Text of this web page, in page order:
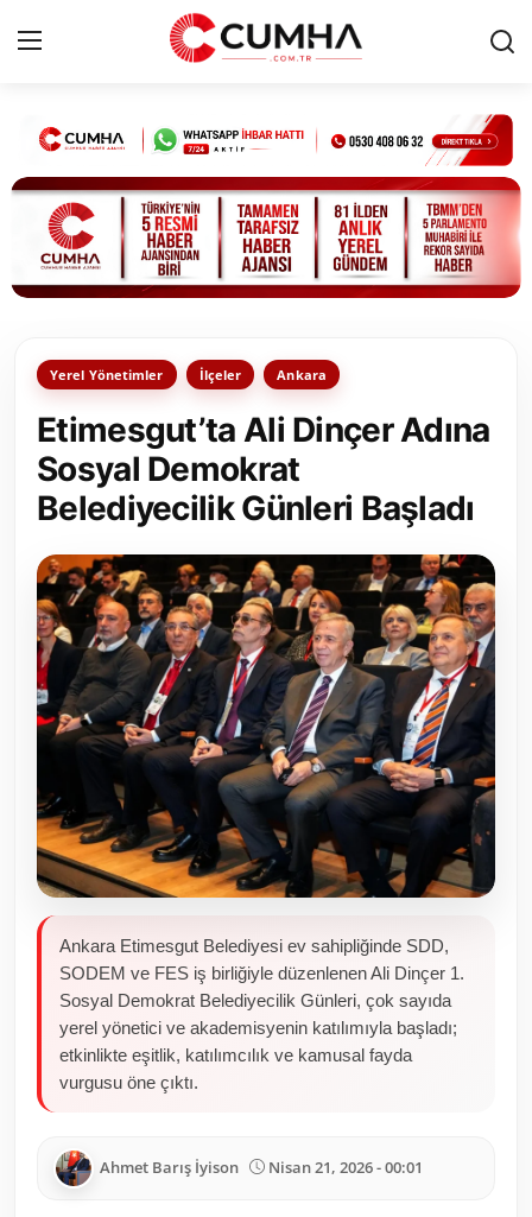
Kurumsal
Cumhurbaşkanlığı
Bakanlıklar
Siyasi Partiler
Yerel Yönetimler
Mülki İdare
Toplum ve Yaşam
Sivil Toplum Kuruluşları
Kamu Kurumları ve Üst Kurullar
Resmi Reklamlar
Yerel Yönetimler İlçeler Ankara
Etimesgut’ta Ali Dinçer Adına
Sosyal Demokrat
Belediyecilik Günleri Başladı
Ankara Etimesgut Belediyesi ev sahipliğinde SDD,
SODEM ve FES iş birliğiyle düzenlenen Ali Dinçer 1.
Sosyal Demokrat Belediyecilik Günleri, çok sayıda
yerel yönetici ve akademisyenin katılımıyla başladı;
etkinlikte eşitlik, katılımcılık ve kamusal fayda
vurgusu öne çıktı.
Ahmet Barış İyison Nisan 21, 2026 - 00:01